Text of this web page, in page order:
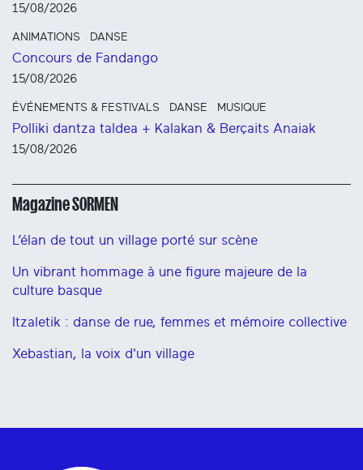
15/08/2026
ANIMATIONS DANSE
Concours de Fandango
15/08/2026
ÉVÉNEMENTS & FESTIVALS DANSE MUSIQUE
Polliki dantza taldea + Kalakan & Berçaits Anaiak
15/08/2026
Magazine SORMEN
L’élan de tout un village porté sur scène
Un vibrant hommage à une figure majeure de la
culture basque
Itzaletik : danse de rue, femmes et mémoire collective
Xebastian, la voix d'un village